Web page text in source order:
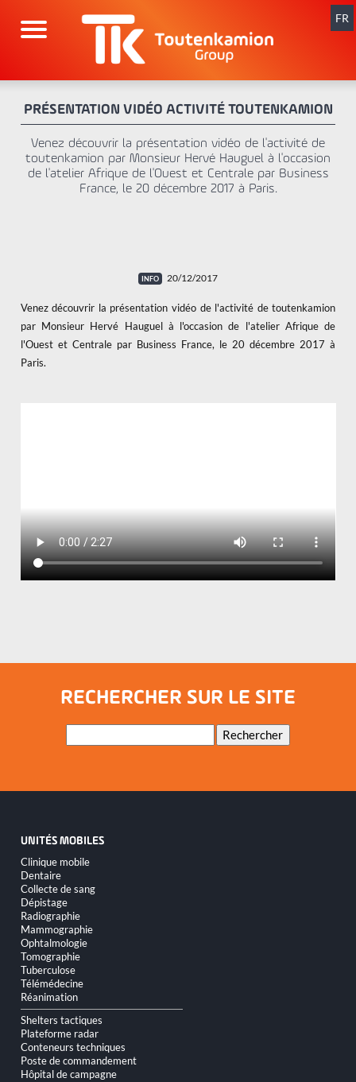
contenu
FR
PRÉSENTATION VIDÉO ACTIVITÉ TOUTENKAMION
Venez découvrir la présentation vidéo de l'activité de
toutenkamion par Monsieur Hervé Hauguel à l'occasion
de l'atelier Afrique de l'Ouest et Centrale par Business
France, le 20 décembre 2017 à Paris.
20/12/2017
Venez découvrir la présentation vidéo de l'activité de toutenkamion
par Monsieur Hervé Hauguel à l'occasion de l'atelier Afrique de
l'Ouest et Centrale par Business France, le 20 décembre 2017 à
Paris.
RECHERCHER SUR LE SITE
Mots-
Rechercher
UNITÉS MOBILES
Aller
au
contenu
Clinique mobile
Dentaire
Collecte de sang
Dépistage
Radiographie
Mammographie
Ophtalmologie
Tomographie
Tuberculose
Télémédecine
Réanimation
Shelters tactiques
Plateforme radar
Conteneurs techniques
Poste de commandement
Hôpital de campagne